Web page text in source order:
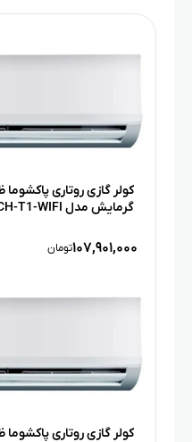
گاز مبرد R410، فاقد لوله مسی، قابلیت IOT
۱۰۷,۹۰۱,۰۰۰تومان